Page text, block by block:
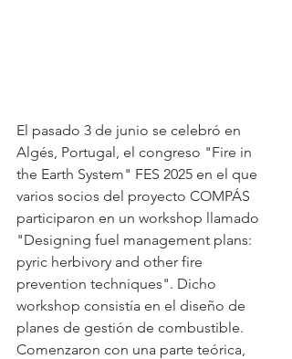
El pasado 3 de junio se celebró en
Algés, Portugal, el congreso "Fire in
the Earth System" FES 2025 en el que
varios socios del proyecto COMPÁS
participaron en un workshop llamado
"Designing fuel management plans:
pyric herbivory and other fire
prevention techniques". Dicho
workshop consistía en el diseño de
planes de gestión de combustible.
Comenzaron con una parte teórica,